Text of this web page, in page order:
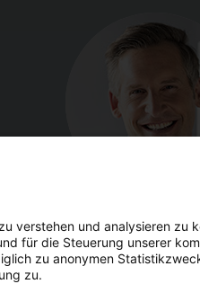
verstehen und analysieren
für die Steuerung unserer
zu anonymen
zu.